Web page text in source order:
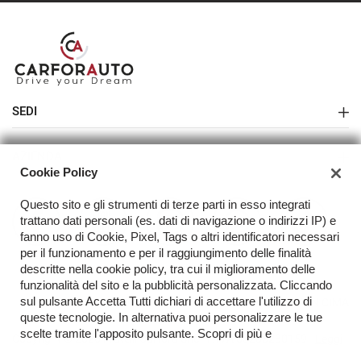
SEDI
Sede di Melegnano
Contatti
Acquista il tuo veicolo online
FAQ
TORNA IN CIMA
Copyright © 2026 Fratelli Carfora Snc - P.IVA 03233280159 -
Cookie Policy
Questo sito e gli strumenti di terze parti in esso integrati
trattano dati personali (es. dati di navigazione o indirizzi IP) e
fanno uso di Cookie, Pixel, Tags o altri identificatori necessari
per il funzionamento e per il raggiungimento delle finalità
descritte nella cookie policy, tra cui il miglioramento delle
funzionalità del sito e la pubblicità personalizzata. Cliccando
sul pulsante Accetta Tutti dichiari di accettare l'utilizzo di
queste tecnologie. In alternativa puoi personalizzare le tue
scelte tramite l'apposito pulsante. Scopri di più e